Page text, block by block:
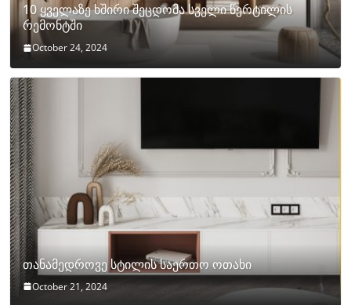
10 ყველაზე ხშირი შეცდომა სველი წერტილის
რემონტში
October 24, 2024
თანამედროვე სტილის საერთო ოთახი
October 21, 2024